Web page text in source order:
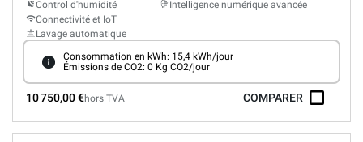
Control d'humidité
Connectivité et IoT
Lavage automatique
Intelligence numérique avancée
Consommation en kWh: 15,4 kWh/jour
Émissions de CO2: 0 Kg CO2/jour
10 750,00 €hors TVA COMPARER